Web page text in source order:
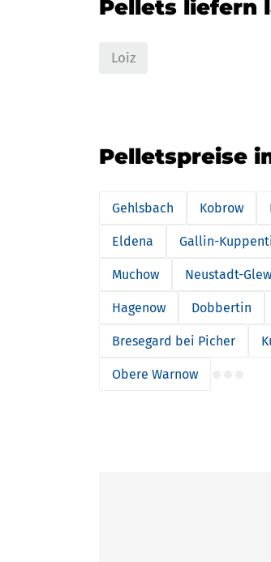
Pellets liefern
Loiz
Pelletspreise
Gehlsbach Kobrow
Eldena Gallin-
Muchow Neustadt-
Hagenow Dobbertin
Bresegard bei Picher
Obere Warnow